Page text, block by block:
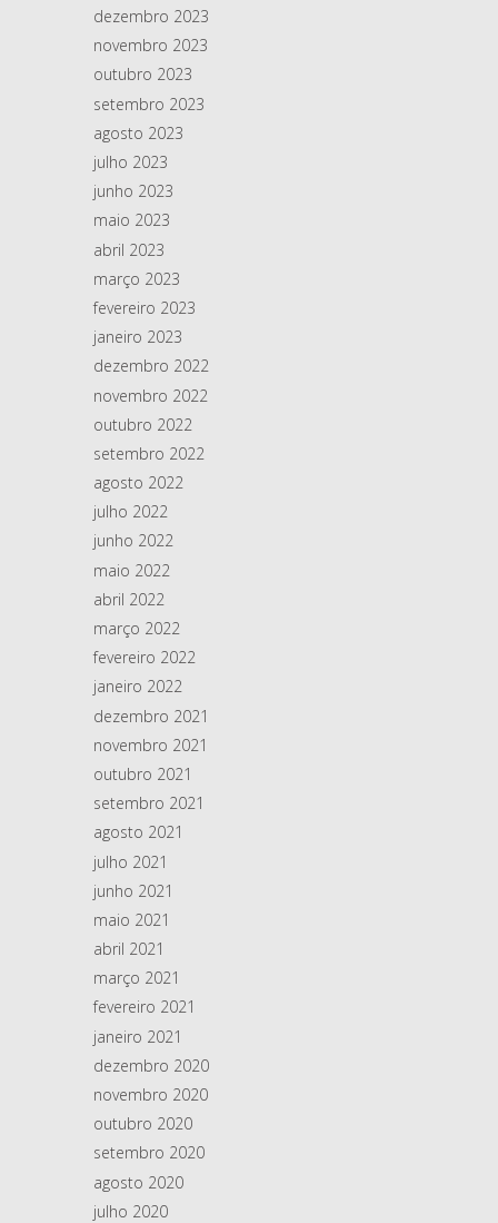
dezembro 2023
novembro 2023
outubro 2023
setembro 2023
agosto 2023
julho 2023
junho 2023
maio 2023
abril 2023
março 2023
fevereiro 2023
janeiro 2023
dezembro 2022
novembro 2022
outubro 2022
setembro 2022
agosto 2022
julho 2022
junho 2022
maio 2022
abril 2022
março 2022
fevereiro 2022
janeiro 2022
dezembro 2021
novembro 2021
outubro 2021
setembro 2021
agosto 2021
julho 2021
junho 2021
maio 2021
abril 2021
março 2021
fevereiro 2021
janeiro 2021
dezembro 2020
novembro 2020
outubro 2020
setembro 2020
agosto 2020
julho 2020